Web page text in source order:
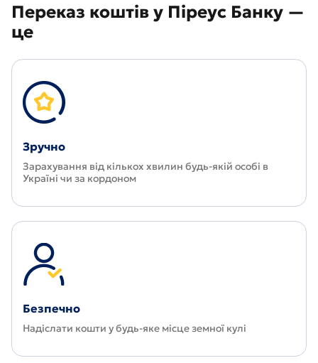
Переказ коштів у Піреус Банку —
це
Зручно
Зарахування від кількох хвилин будь-якій особі в
Україні чи за кордоном
Безпечно
Надіслати кошти у будь-яке місце земної кулі